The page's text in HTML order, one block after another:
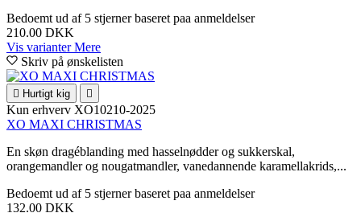
Bedoemt ud af 5 stjerner baseret paa anmeldelser
210.00 DKK
Vis varianterMere
Skriv på ønskelisten
 Hurtigt kig 
Kun erhverv XO10210-2025
XO MAXI CHRISTMAS
En skøn dragéblanding med hasselnødder og sukkerskal,
orangemandler og nougatmandler, vanedannende karamellakrids,...
Bedoemt ud af 5 stjerner baseret paa anmeldelser
132.00 DKK